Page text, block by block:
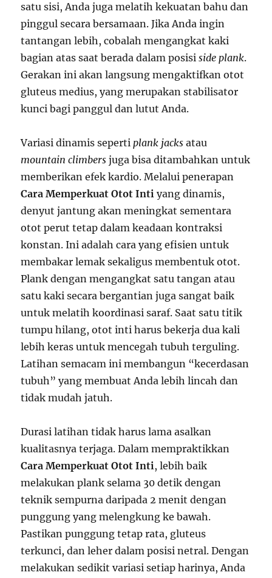
satu sisi, Anda juga melatih kekuatan bahu dan
pinggul secara bersamaan. Jika Anda ingin
tantangan lebih, cobalah mengangkat kaki
bagian atas saat berada dalam posisiside plank.
Gerakan ini akan langsung mengaktifkan otot
gluteus medius, yang merupakan stabilisator
kunci bagi panggul dan lutut Anda.
Variasi dinamis sepertiplank jacks atau
mountain climbers juga bisa ditambahkan untuk
memberikan efek kardio. Melalui penerapan
Cara Memperkuat Otot Inti yang dinamis,
denyut jantung akan meningkat sementara
otot perut tetap dalam keadaan kontraksi
konstan. Ini adalah cara yang efisien untuk
membakar lemak sekaligus membentuk otot.
Plank dengan mengangkat satu tangan atau
satu kaki secara bergantian juga sangat baik
untuk melatih koordinasi saraf. Saat satu titik
tumpu hilang, otot inti harus bekerja dua kali
lebih keras untuk mencegah tubuh terguling.
Latihan semacam ini membangun “kecerdasan
tubuh” yang membuat Anda lebih lincah dan
tidak mudah jatuh.
Durasi latihan tidak harus lama asalkan
kualitasnya terjaga. Dalam mempraktikkan
Cara Memperkuat Otot Inti, lebih baik
melakukan plank selama 30 detik dengan
teknik sempurna daripada 2 menit dengan
punggung yang melengkung ke bawah.
Pastikan punggung tetap rata, gluteus
terkunci, dan leher dalam posisi netral. Dengan
melakukan sedikit variasi setiap harinya, Anda